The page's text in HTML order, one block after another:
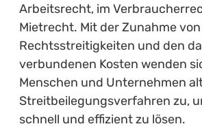
Arbeitsrecht, im
Mietrecht. Mit der Zunahme von
Rechtsstreitigkeiten und den
verbundenen Kosten wenden
Menschen und Unternehmen
Streitbeilegungsverfahren zu,
schnell und effizient zu lösen.